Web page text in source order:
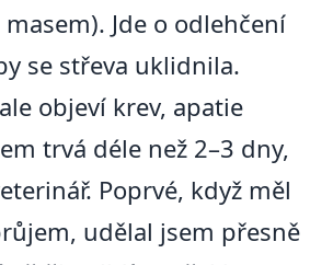
Jde o odlehčení
se střeva uklidnila.
objeví krev, apatie
trvá déle než 2–3 dny,
Poprvé, když měl
udělal jsem přesně